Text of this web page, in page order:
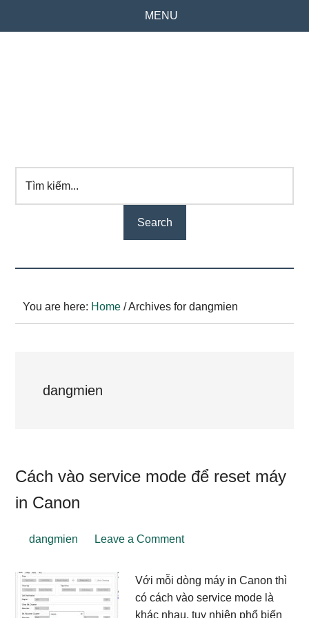
MENU
kiếm...
You are here: Home /Archives for dangmien
dangmien
Cách vào service mode để reset máy
in Canon
dangmien Leave a Comment
Với mỗi dòng máy in Canon thì
có cách vào service mode là
khác nhau, tuy nhiên phổ biến